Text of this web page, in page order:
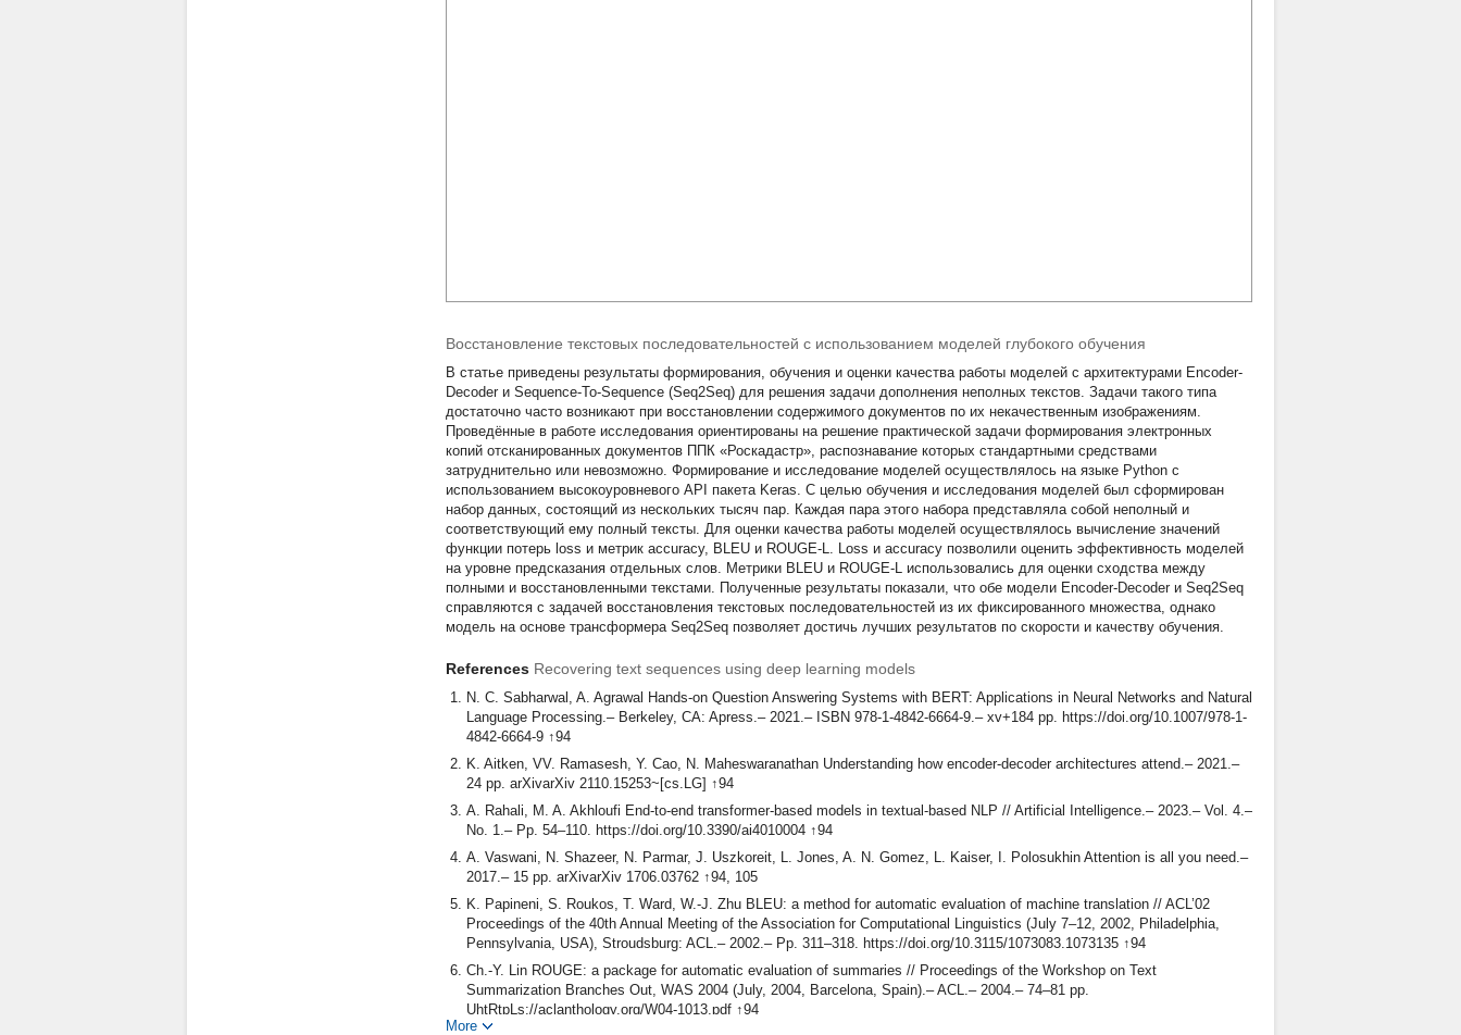
Восстановление текстовых последовательностей с использованием моделей глубокого обучения
В статье приведены результаты формирования, обучения и оценки качества работы моделей с архитектурами Encoder-
Decoder и Sequence-To-Sequence (Seq2Seq) для решения задачи дополнения неполных текстов. Задачи такого типа
достаточно часто возникают при восстановлении содержимого документов по их некачественным изображениям.
Проведённые в работе исследования ориентированы на решение практической задачи формирования электронных
копий отсканированных документов ППК «Роскадастр», распознавание которых стандартными средствами
затруднительно или невозможно. Формирование и исследование моделей осуществлялось на языке Python с
использованием высокоуровневого API пакета Keras. С целью обучения и исследования моделей был сформирован
набор данных, состоящий из нескольких тысяч пар. Каждая пара этого набора представляла собой неполный и
соответствующий ему полный тексты. Для оценки качества работы моделей осуществлялось вычисление значений
функции потерь loss и метрик accuracy, BLEU и ROUGE-L. Loss и accuracy позволили оценить эффективность моделей
на уровне предсказания отдельных слов. Метрики BLEU и ROUGE-L использовались для оценки сходства между
полными и восстановленными текстами. Полученные результаты показали, что обе модели Encoder-Decoder и Seq2Seq
справляются с задачей восстановления текстовых последовательностей из их фиксированного множества, однако
модель на основе трансформера Seq2Seq позволяет достичь лучших результатов по скорости и качеству обучения.
References Recovering text sequences using deep learning models
N. C. Sabharwal, A. Agrawal Hands-on Question Answering Systems with BERT: Applications in Neural Networks and Natural
Language Processing.– Berkeley, CA: Apress.– 2021.– ISBN 978-1-4842-6664-9.– xv+184 pp. https://doi.org/10.1007/978-1-
4842-6664-9 ↑94
K. Aitken, VV. Ramasesh, Y. Cao, N. Maheswaranathan Understanding how encoder-decoder architectures attend.– 2021.–
24 pp. arXivarXiv 2110.15253~[cs.LG] ↑94
A. Rahali, M. A. Akhloufi End-to-end transformer-based models in textual-based NLP // Artificial Intelligence.– 2023.– Vol. 4.–
No. 1.– Pp. 54–110. https://doi.org/10.3390/ai4010004 ↑94
A. Vaswani, N. Shazeer, N. Parmar, J. Uszkoreit, L. Jones, A. N. Gomez, L. Kaiser, I. Polosukhin Attention is all you need.–
2017.– 15 pp. arXivarXiv 1706.03762 ↑94, 105
K. Papineni, S. Roukos, T. Ward, W.-J. Zhu BLEU: a method for automatic evaluation of machine translation // ACL’02
Proceedings of the 40th Annual Meeting of the Association for Computational Linguistics (July 7–12, 2002, Philadelphia,
Pennsylvania, USA), Stroudsburg: ACL.– 2002.– Pp. 311–318. https://doi.org/10.3115/1073083.1073135 ↑94
Ch.-Y. Lin ROUGE: a package for automatic evaluation of summaries // Proceedings of the Workshop on Text
Summarization Branches Out, WAS 2004 (July, 2004, Barcelona, Spain).– ACL.– 2004.– 74–81 pp.
UhtRtpLs://aclanthology.org/W04-1013.pdf ↑94
More